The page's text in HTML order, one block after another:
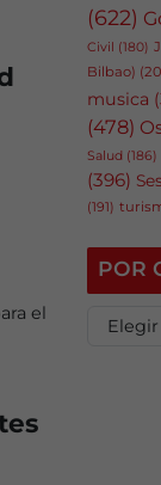
el
(622)
Civil (180)
Bilbao)
musica
(478)
Salud (186)
(396)
(191)
POR